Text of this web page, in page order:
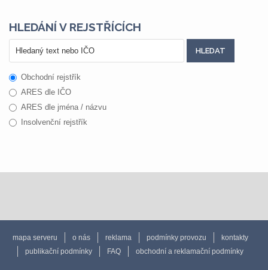
HLEDÁNÍ V REJSTŘÍCÍCH
Obchodní rejstřík
ARES dle IČO
ARES dle jména / názvu
Insolvenční rejstřík
mapa serveru o nás reklama podmínky provozu
kontakty
publikační podmínky
FAQ obchodní a reklamační podmínky